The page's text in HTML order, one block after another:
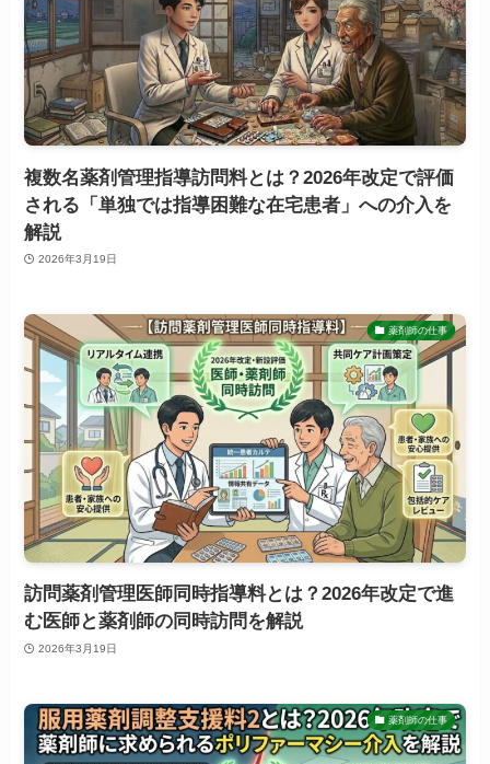
複数名薬剤管理指導訪問料とは？2026年改定で評価
される「単独では指導困難な在宅患者」への介入を
解説
2026年3月19日
薬剤師の仕事
訪問薬剤管理医師同時指導料とは？2026年改定で進
む医師と薬剤師の同時訪問を解説
2026年3月19日
薬剤師の仕事